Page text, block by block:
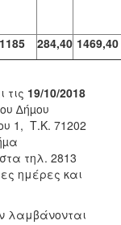
1185 284,40 1469,40
τις 19/10/2018
∆ήµου
1, Τ.Κ. 71202
τηλ. 2813
ημέρες και
λαμβάνονται